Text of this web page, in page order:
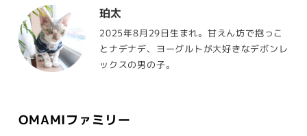
珀太
2025年8月29日生まれ。甘えん坊で抱っこ
とナデナデ、ヨーグルトが大好きなデボンレ
ックスの男の子。
OMAMIファミリー